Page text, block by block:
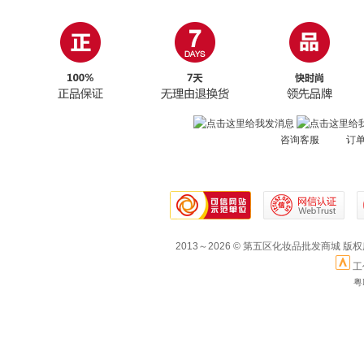
咨询客服 订
2013～2026 © 第五区化妆品批发商城 版
粤